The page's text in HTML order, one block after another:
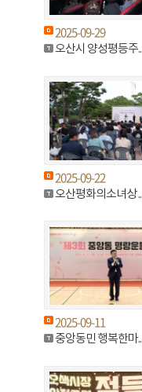
2025-09-29
오산시 양성평등주..
2025-09-22
오산평화의소녀상 ..
2025-09-11
중앙동민 행복한마..